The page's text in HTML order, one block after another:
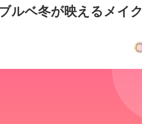
ルベ冬が映えるメイ